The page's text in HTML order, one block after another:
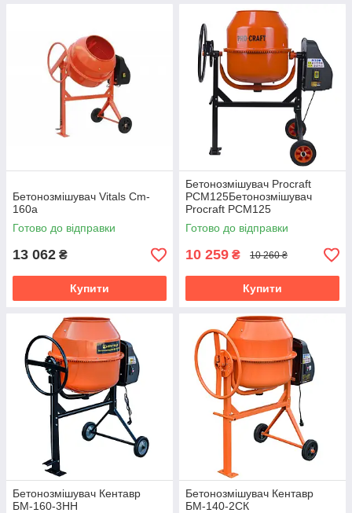
Бетонозмішувач Vitals Cm-
160a
Готово до відправки
13 062 ₴
Купити
Бетонозмішувач Procraft
PCM125Бетонозмішувач
Procraft PCM125
Готово до відправки
10 259 ₴ 10 260 ₴
Купити
Бетонозмішувач Кентавр
БМ-160-3НН
Бетонозмішувач Кентавр
БМ-140-2СК